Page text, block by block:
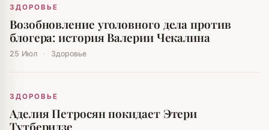
ЗДОРОВЬЕ
Возобновление уголовного дела против
блогера: история Валерии Чекалина
25 Июл · Здоровье
ЗДОРОВЬЕ
Аделия Петросян покидает Этери
Тутберидзе